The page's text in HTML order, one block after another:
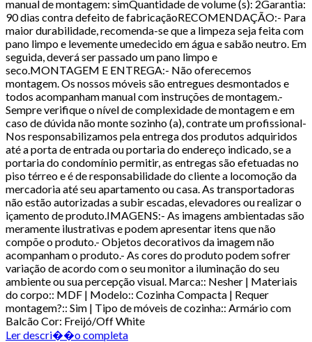
manual de montagem: simQuantidade de volume (s): 2Garantia:
90 dias contra defeito de fabricaçãoRECOMENDAÇÃO:- Para
maior durabilidade, recomenda-se que a limpeza seja feita com
pano limpo e levemente umedecido em água e sabão neutro. Em
seguida, deverá ser passado um pano limpo e
seco.MONTAGEM E ENTREGA:- Não oferecemos
montagem. Os nossos móveis são entregues desmontados e
todos acompanham manual com instruções de montagem.-
Sempre verifique o nível de complexidade de montagem e em
caso de dúvida não monte sozinho (a), contrate um profissional-
Nos responsabilizamos pela entrega dos produtos adquiridos
até a porta de entrada ou portaria do endereço indicado, se a
portaria do condomínio permitir, as entregas são efetuadas no
piso térreo e é de responsabilidade do cliente a locomoção da
mercadoria até seu apartamento ou casa. As transportadoras
não estão autorizadas a subir escadas, elevadores ou realizar o
içamento de produto.IMAGENS:- As imagens ambientadas são
meramente ilustrativas e podem apresentar itens que não
compõe o produto.- Objetos decorativos da imagem não
acompanham o produto.- As cores do produto podem sofrer
variação de acordo com o seu monitor a iluminação do seu
ambiente ou sua percepção visual. Marca:: Nesher | Materiais
do corpo:: MDF | Modelo:: Cozinha Compacta | Requer
montagem?:: Sim | Tipo de móveis de cozinha:: Armário com
Balcão Cor: Freijó/Off White
Ler descri��o completa